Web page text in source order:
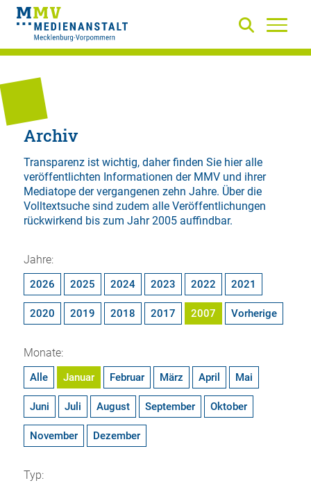
Archiv
Transparenz ist wichtig, daher finden Sie hier alle
veröffentlichten Informationen der MMV und ihrer
Mediatope der vergangenen zehn Jahre. Über die
Volltextsuchesind zudem alle Veröffentlichungen
rückwirkend bis zum Jahr 2005 auffindbar.
Jahre:
2026 2025 2024 2023 2022 2021
2020 2019 2018 2017 2007 Vorherige
Monate:
Alle Januar Februar März April Mai
Juni Juli August September Oktober
November Dezember
Typ: